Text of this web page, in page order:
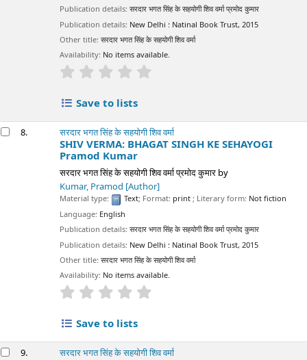
Publication details:सरदार भगत सिंह के सहयोगी शिव वर्मा प्रमोद कुमार
Publication details: New Delhi : Natinal Book Trust, 2015
Other title:सरदार भगत सिंह के सहयोगी शिव वर्मा
Availability: No items available.
star rating
Save to lists
8. सरदार भगत सिंह के सहयोगी शिव वर्मा
SHIV VERMA: BHAGAT SINGH KE SEHAYOGI
Pramod Kumar
सरदार भगत सिंह के सहयोगी शिव वर्मा प्रमोद कुमार by
Kumar, Pramod [Author]
Material type: Text; Format: print; Literary form: Not fiction
Language: English
Publication details:सरदार भगत सिंह के सहयोगी शिव वर्मा प्रमोद कुमार
Publication details: New Delhi : Natinal Book Trust, 2015
Other title:सरदार भगत सिंह के सहयोगी शिव वर्मा
Availability: No items available.
star rating
Save to lists
9. सरदार भगत सिंह के सहयोगी शिव वर्मा